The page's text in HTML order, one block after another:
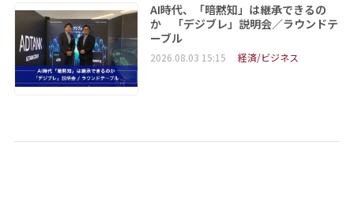
AI時代、「暗黙知」は継承できるの
か 「デジブレ」説明会／ラウンドテ
ーブル
2026.08.03 15:15 経済/ビジネス